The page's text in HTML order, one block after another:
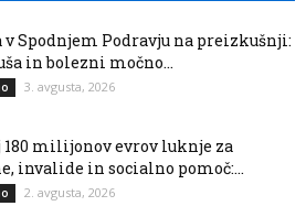
v Spodnjem Podravju na preizkušnji:
in bolezni močno...
3. avgusta, 2026
180 milijonov evrov luknje za
invalide in socialno pomoč:...
2. avgusta, 2026